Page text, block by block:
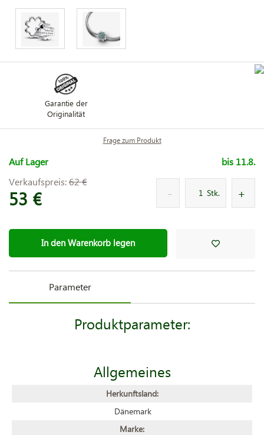
Garantie der
Originalität
Frage zum Produkt
Auf Lager
bis 11.8.
Verkaufspreis:62 €
53 € Stk.
In den Warenkorb legen
Parameter
Produktparameter:
Allgemeines
Herkunftsland:
Dänemark
Marke: